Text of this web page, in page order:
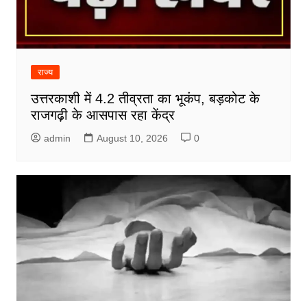
राज्य
उत्तरकाशी में 4.2 तीव्रता का भूकंप, बड़कोट के
राजगढ़ी के आसपास रहा केंद्र
admin August 10, 2026 0